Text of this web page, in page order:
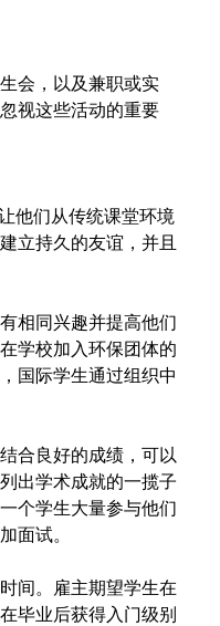
会，以及兼职或实
视这些活动的重要
他们从传统课堂环境
立持久的友谊，并且
相同兴趣并提高他们
学校加入环保团体的
国际学生通过组织中
合良好的成绩，可以
出学术成就的一揽子
个学生大量参与他们
面试。
间。雇主期望学生在
毕业后获得入门级别